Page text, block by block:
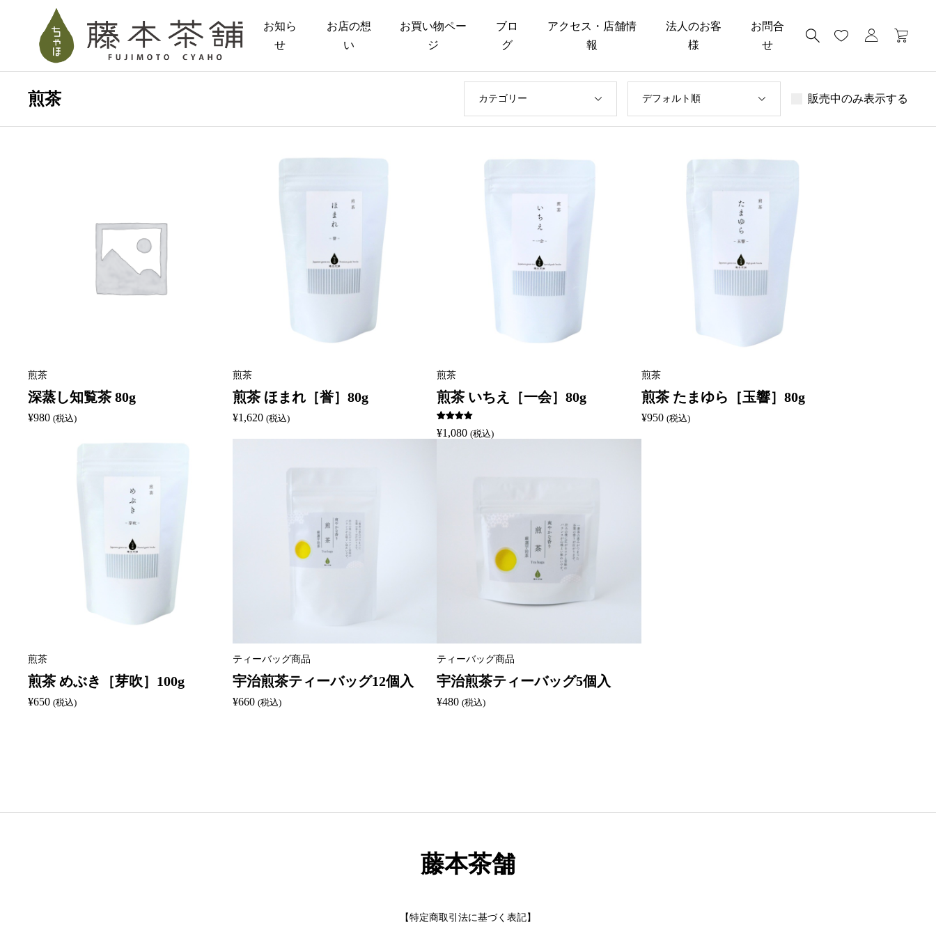
お知ら
せ
お店の想
い
お買い物ペー
ジ
ブロ
グ
アクセス・店舗情
報
法人のお客
様
お問合
せ
煎茶 カテゴリー デフォルト順 販売中のみ表示する
煎茶
深蒸し知覧茶 80g
¥980 (税込)
煎茶
煎茶 ほまれ［誉］80g
¥1,620 (税込)
煎茶
煎茶 いちえ［一会］80g
1
件の利用者
評価に基づ
¥1,080 (税込)
煎茶
煎茶 たまゆら［玉響］80g
¥950 (税込)
煎茶
煎茶 めぶき［芽吹］100g
¥650 (税込)
ティーバッグ商品
宇治煎茶ティーバッグ12個入
¥660 (税込)
ティーバッグ商品
宇治煎茶ティーバッグ5個入
¥480 (税込)
藤本茶舗
【特定商取引法に基づく表記】